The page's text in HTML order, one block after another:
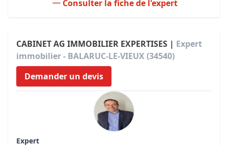
Consulter la fiche de l'expert
CABINET AG IMMOBILIER EXPERTISES | Expert
immobilier - BALARUC-LE-VIEUX (34540)
Demander un devis
Expert